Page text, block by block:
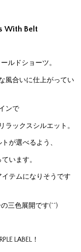
With Belt
ルドショーツ。
風合いに仕上がってい
ンで
ラックスシルエット。
が選べるよう、
います。
テムになりそうです
三色展開です(^^)
LABEL！